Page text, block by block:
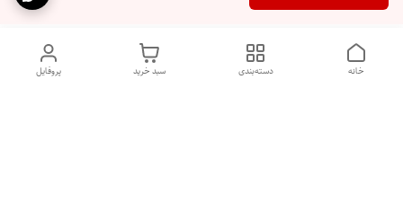
پروفایل سبد خرید دسته‌بندی خانه